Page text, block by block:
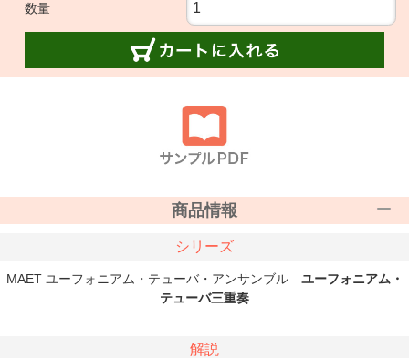
数量
商品情報
シリーズ
MAET ユーフォニアム・テューバ・アンサンブル ユーフォニアム・
テューバ三重奏
解説